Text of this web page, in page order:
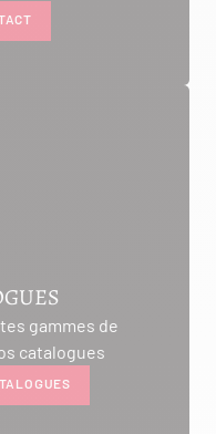
gammes de
catalogues